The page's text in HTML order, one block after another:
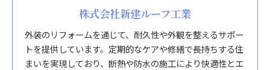
株式会社新建ルーフ工業
外装のリフォームを通じて、耐久性や外観を整えるサポー
トを提供しています。定期的なケアや修繕で長持ちする住
まいを実現しており、断熱や防水の施工により快適性とエ